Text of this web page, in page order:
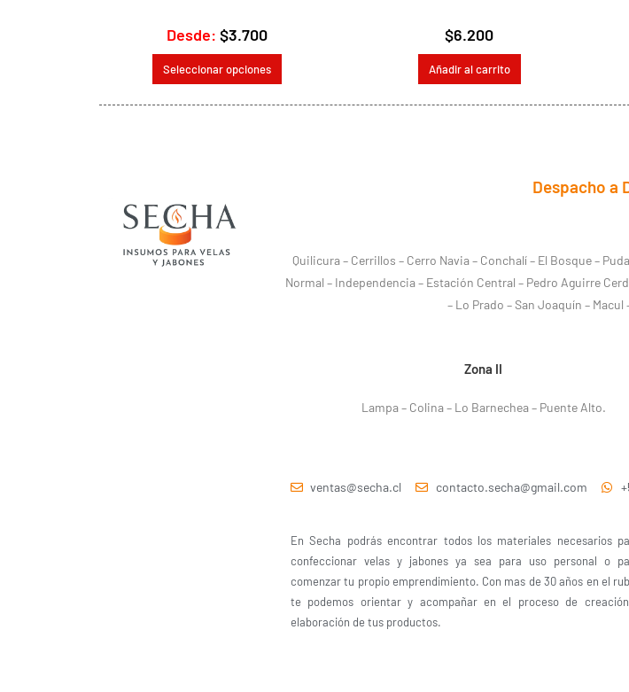
Desde: $3.700
Seleccionar opciones
$6.200
Añadir al carrito
Despacho a
Quilicura – Cerrillos – Cerro Navia – Conchalí – El Bosque –
Normal – Independencia – Estación Central – Pedro Aguirre
– Lo Prado – San Joaquín –
Zona II
Lampa – Colina – Lo Barnechea – Puente Alto.
ventas@secha.cl contacto.secha@gmail.com
En Secha podrás encontrar todos los materiales necesarios
confeccionar velas y jabones ya sea para uso personal o
comenzar tu propio emprendimiento. Con mas de 30 años en el
te podemos orientar y acompañar en el proceso de
elaboración de tus productos.